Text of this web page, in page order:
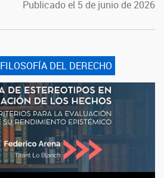
Publicado el 5 de junio de 2026
FILOSOFÍA DEL DERECHO